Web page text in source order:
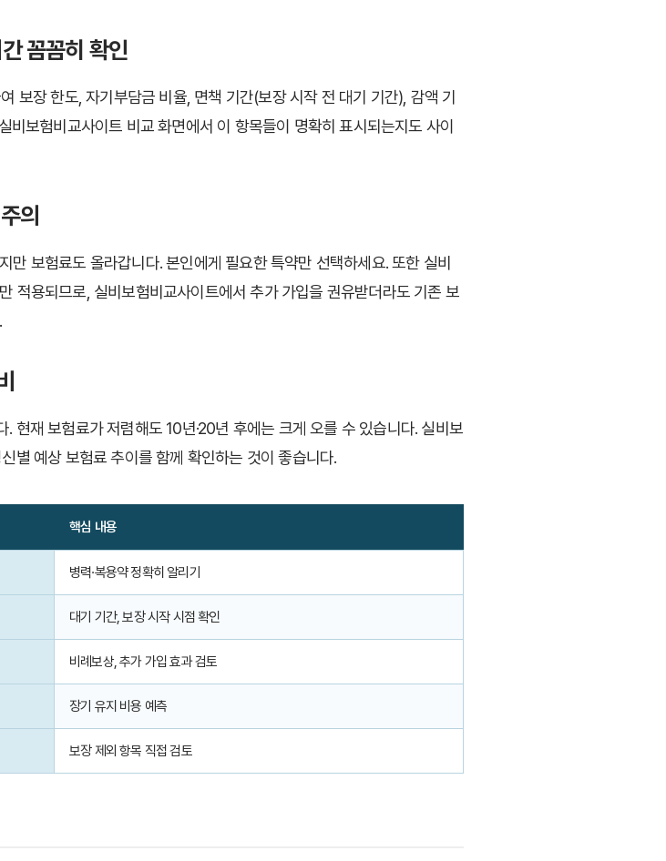
꼼꼼히 확인
보장 한도, 자기부담금 비율, 면책 기간(보장 시작 전 대기 기간), 감액 기
비보험비교사이트 비교 화면에서 이 항목들이 명확히 표시되는지도 사이
의
만 보험료도 올라갑니다. 본인에게 필요한 특약만 선택하세요. 또한 실비
적용되므로, 실비보험비교사이트에서 추가 가입을 권유받더라도 기존 보
. 현재 보험료가 저렴해도 10년·20년 후에는 크게 오를 수 있습니다. 실비보
별 예상 보험료 추이를 함께 확인하는 것이 좋습니다.
핵심 내용
병력·복용약 정확히 알리기
대기 기간, 보장 시작 시점 확인
비례보상, 추가 가입 효과 검토
장기 유지 비용 예측
보장 제외 항목 직접 검토